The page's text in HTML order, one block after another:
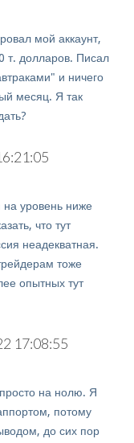
мой аккаунт,
т. долларов. Писал
и ничего
месяц. Я так
на уровень ниже
что тут
неадекватная.
тоже
опытных тут
17:08:55
на нолю. Я
потому
до сих пор